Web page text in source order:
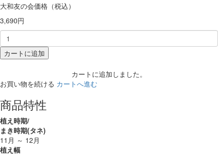
大和友の会価格（税込）
3,690円
カートに追加
カートに追加しました。
お買い物を続ける カートへ進む
商品特性
植え時期/
まき時期(タネ)
11月 ～ 12月
植え幅